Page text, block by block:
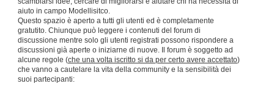
aiuto in campo Modellisitco.
Questo spazio è aperto a tutti gli utenti ed è completamente
gratutito. Chiunque può leggere i contenuti del forum di
discussione mentre solo gli utenti registrati possono rispondere a
discussioni già aperte o iniziarne di nuove. Il forum è soggetto ad
alcune regole (che una volta iscritto si da per certo avere accettato)
che vanno a cautelare la vita della community e la sensibilità dei
suoi partecipanti: